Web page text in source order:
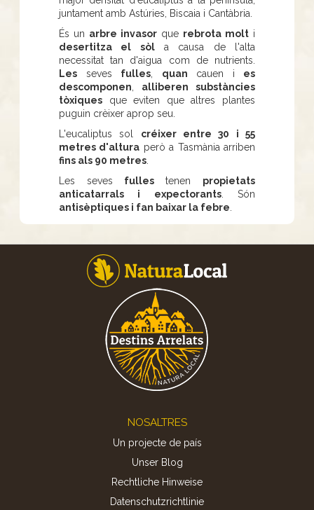
juntament amb Astúries, Biscaia i Cantàbria.
És un arbre invasor que rebrota molt i
desertitza el sòla causa de l'alta
necessitat tan d'aigua com de nutrients.
Les seves fulles quan cauen i es
descomponen
alliberen substàncies
tòxiques que eviten que altres plantes
puguin crèixer aprop seu.
L'eucaliptus sol créixer entre 30 i 55
metres d'altura però a Tasmània arriben
fins als 90 metres
Les seves fullestenen propietats
anticatarrals i expectorants. Són
antisèptiques i fan baixar la febre
NOSALTRES
Un projecte de país
Unser Blog
Rechtliche Hinweise
Datenschutzrichtlinie